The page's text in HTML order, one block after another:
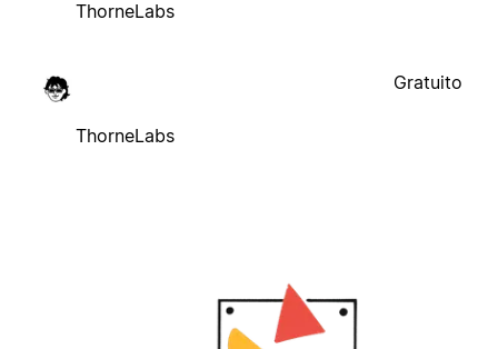
ThorneLabs
ThorneLabs
Gratuito